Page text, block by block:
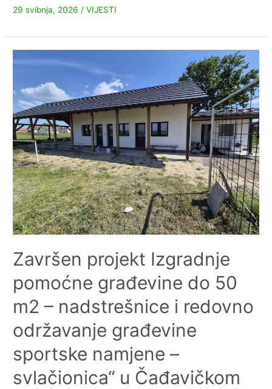
29 svibnja, 2026 /VIJESTI
Završen projekt Izgradnje
pomoćne građevine do 50
m2 – nadstrešnice i redovno
održavanje građevine
sportske namjene –
svlačionica“ u Čađavičkom